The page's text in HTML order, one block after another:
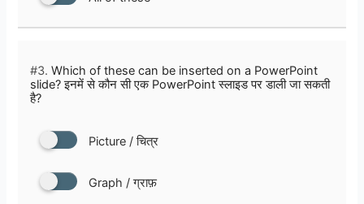
#3. Which of these can be inserted on a PowerPoint
slide? इनमें से कौन सी एक PowerPoint स्लाइड पर डाली जा सकती
है?
Picture / चित्र
Graph / ग्राफ़